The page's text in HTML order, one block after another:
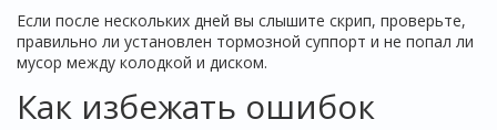
Если после нескольких дней вы слышите скрип, проверьте,
правильно ли установлен тормозной суппорт и не попал ли
мусор между колодкой и диском.
Как избежать ошибок